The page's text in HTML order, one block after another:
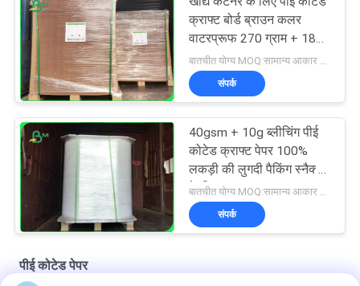
क्राफ्ट बोर्ड ब्राउन कलर
वाटरप्रूफ 270 ग्राम + 18
ग्राम
संपर्क
40gsm + 10g ब्लीचिंग पीई
कोटेड क्राफ्ट पेपर 100%
लकड़ी की लुगदी पैकिंग स्नैक्स
के लिए
संपर्क
पीई कोटेड पेपर